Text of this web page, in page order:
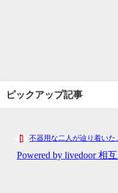
ピックアップ記事